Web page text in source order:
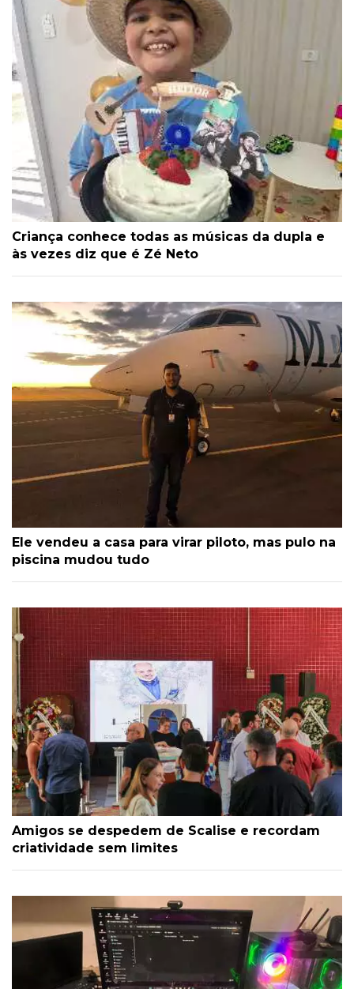
Criança conhece todas as músicas da dupla e
às vezes diz que é Zé Neto
Ele vendeu a casa para virar piloto, mas pulo na
piscina mudou tudo
Amigos se despedem de Scalise e recordam
criatividade sem limites